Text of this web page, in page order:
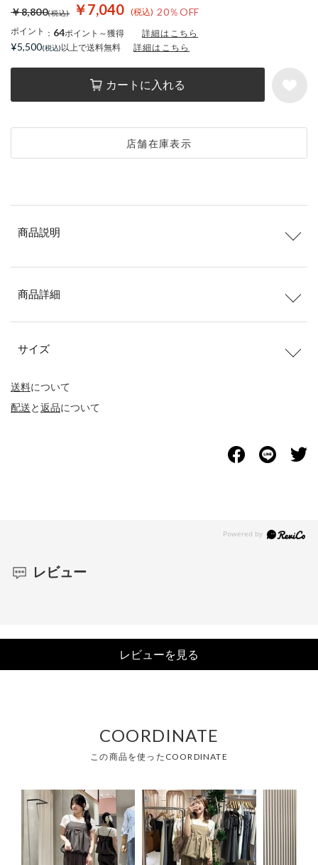
￥7,040 20％OFF
￥8,800
ポイント ： 64ポイント～獲得 詳細はこちら
カートに入れる
店舗在庫表示
¥5,500 以上で送料無料 詳細はこちら
送料について
配送と返品について
商品説明
商品詳細
サイズ
レビュー
レビューを見る
COORDINATE
この商品を使ったCOORDINATE